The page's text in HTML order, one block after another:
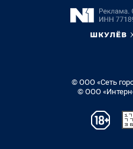
© ООО «Сеть
© ООО